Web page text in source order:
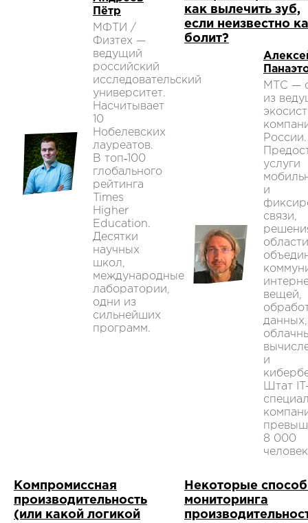
Пётр
МФТИ /
Физтех —
ведущий
российский
исследовательский
университет.
Насчитывает
10
Нобелевских
лауреатов.
В топ‑100
глобального
рейтинга
Times
Higher
Education.
Десятки
научных
школ,
международные
лаборатории,
одни из
сильнейших
программ.
как вылечить зуб,
если неизвестно
болит?
МТС —
из
России.
услуги
и
связи,
области
вещей,
данных,
и
Штат
8 000
Компромиссная
производительность
(или какой логикой
Некоторые
мониторинга